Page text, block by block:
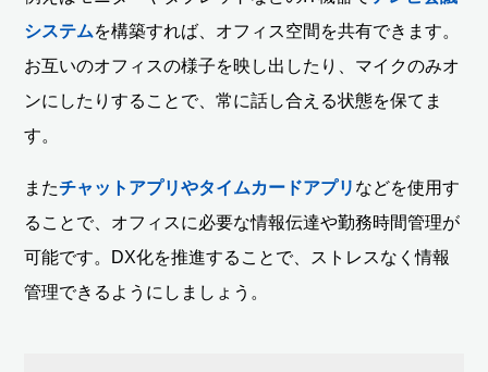
システムを構築すれば、オフィス空間を共有できます。
お互いのオフィスの様子を映し出したり、マイクのみオ
ンにしたりすることで、常に話し合える状態を保てま
す。
またチャットアプリやタイムカードアプリ などを使用す
ることで、オフィスに必要な情報伝達や勤務時間管理が
可能です。DX化を推進することで、ストレスなく情報
管理できるようにしましょう。